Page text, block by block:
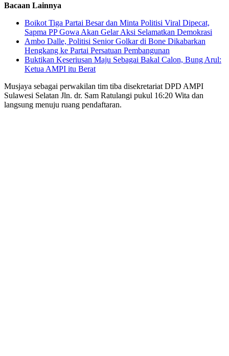
Bacaan Lainnya
Boikot Tiga Partai Besar dan Minta Politisi Viral Dipecat,
Sapma PP Gowa Akan Gelar Aksi Selamatkan Demokrasi
Ambo Dalle, Politisi Senior Golkar di Bone Dikabarkan
Hengkang ke Partai Persatuan Pembangunan
Buktikan Keseriusan Maju Sebagai Bakal Calon, Bung Arul:
Ketua AMPI itu Berat
Musjaya sebagai perwakilan tim tiba disekretariat DPD AMPI
Sulawesi Selatan Jln. dr. Sam Ratulangi pukul 16:20 Wita dan
langsung menuju ruang pendaftaran.